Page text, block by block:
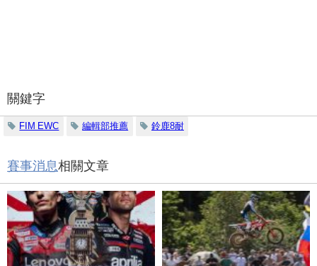
關鍵字
FIM EWC 編輯部推薦 鈴鹿8耐
賽事消息相關文章